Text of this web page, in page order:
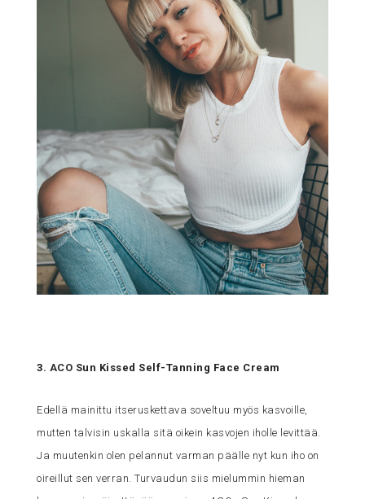
3. ACO Sun Kissed Self-Tanning Face Cream
Edellä mainittu itseruskettava soveltuu myös kasvoille,
mutten talvisin uskalla sitä oikein kasvojen iholle levittää.
Ja muutenkin olen pelannut varman päälle nyt kun iho on
oireillut sen verran. Turvaudun siis mielummin hieman